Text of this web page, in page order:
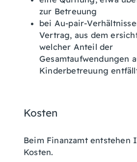
zur Betreuung
bei Au-pair-
Vertrag, aus dem
welcher Anteil der
Gesamtaufwendungen
Kinderbetreuung
Kosten
Beim Finanzamt entstehen
Kosten.